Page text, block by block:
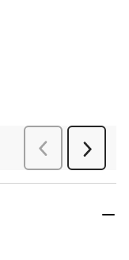
Suivant